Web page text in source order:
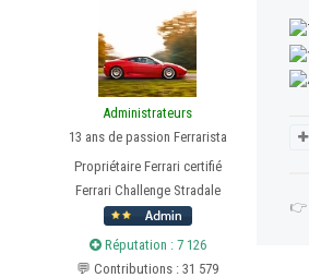
Administrateurs
13 ans de passion Ferrarista
Propriétaire Ferrari certifié
Ferrari Challenge Stradale
Réputation : 7 126
💬 Contributions : 31 579
👉